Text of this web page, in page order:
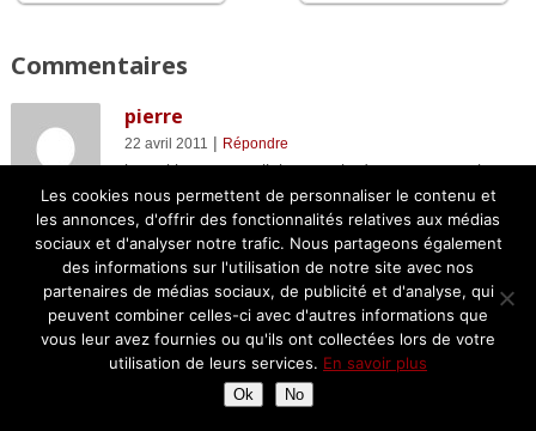
Commentaires
pierre
22 avril 2011 | Répondre
le maki au yuzu a l’air top et le dessert une vraie
poésie !
c’est ce chef qui te faisait des « misères » lors du
repas de M Portos? !!
Bizz
pierre
chantal33
Répondre
Les cookies nous permettent de personnaliser le contenu et
les annonces, d'offrir des fonctionnalités relatives aux médias
sociaux et d'analyser notre trafic. Nous partageons également
des informations sur l'utilisation de notre site avec nos
partenaires de médias sociaux, de publicité et d'analyse, qui
peuvent combiner celles-ci avec d'autres informations que
vous leur avez fournies ou qu'ils ont collectées lors de votre
utilisation de leurs services. En savoir plus
Ok No